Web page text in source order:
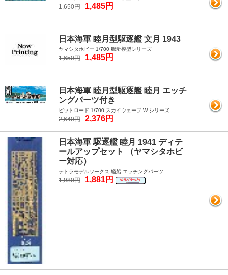
1,650円 1,485円
日本海軍 睦月型駆逐艦 文月 1943
ヤマシタホビー 1/700 艦艇模型シリーズ
1,650円 1,485円
日本海軍 睦月型駆逐艦 睦月 エッチ
ングパーツ付き
ピットロード 1/700 スカイウェーブ W シリーズ
2,640円 2,376円
日本海軍 駆逐艦 睦月 1941 ディテ
ールアップセット （ヤマシタホビ
ー対応）
テトラモデルワークス 艦船 エッチングパーツ
1,980円 1,881円